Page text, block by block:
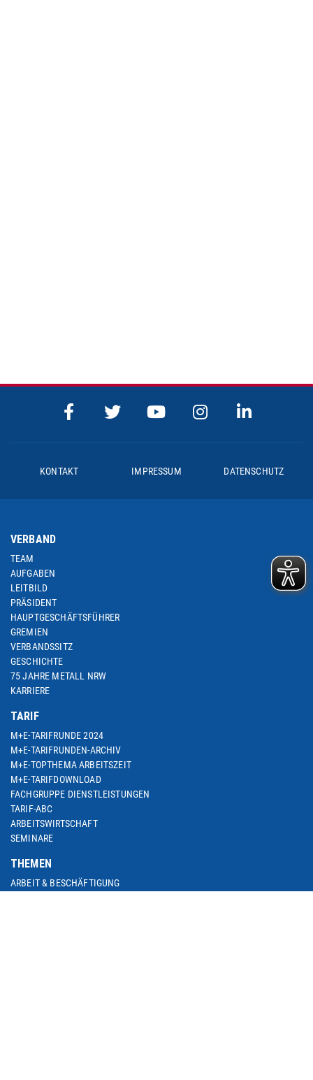
KONTAKT IMPRESSUM DATENSCHUTZ
VERBAND
TEAM
AUFGABEN
LEITBILD
PRÄSIDENT
HAUPTGESCHÄFTSFÜHRER
GREMIEN
VERBANDSSITZ
GESCHICHTE
75 JAHRE METALL NRW
KARRIERE
TARIF
M+E-TARIFRUNDE 2024
M+E-TARIFRUNDEN-ARCHIV
M+E-TOPTHEMA ARBEITSZEIT
M+E-TARIFDOWNLOAD
FACHGRUPPE DIENSTLEISTUNGEN
TARIF-ABC
ARBEITSWIRTSCHAFT
SEMINARE
THEMEN
ARBEIT & BESCHÄFTIGUNG